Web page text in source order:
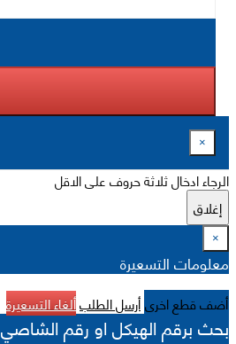
×
الرجاء ادخال ثلاثة حروف على الاقل
إغلاق
×
معلومات التسعيرة
أضف قطع اخرىأرسل الطلبألغاء التسعيرة
بحث برقم الهيكل او رقم الشاصي